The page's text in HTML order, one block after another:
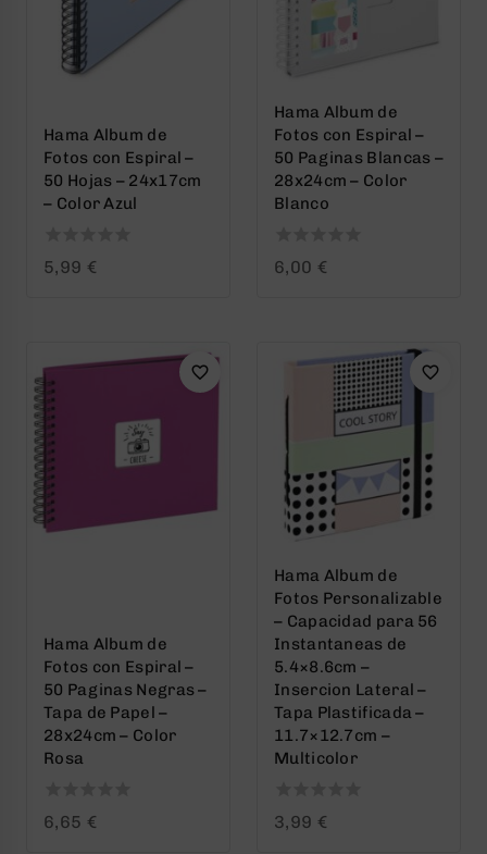
Hama Album de
Fotos con Espiral –
50 Hojas – 24x17cm
– Color Azul
0
5,99 €
Hama Album de
Fotos con Espiral –
50 Paginas Blancas –
28x24cm – Color
Blanco
0
6,00 €
Hama Album de
Fotos con Espiral –
50 Paginas Negras –
Tapa de Papel –
28x24cm – Color
Rosa
0
6,65 €
Hama Album de
Fotos Personalizable
– Capacidad para 56
Instantaneas de
5.4×8.6cm –
Insercion Lateral –
Tapa Plastificada –
11.7×12.7cm –
Multicolor
0
3,99 €